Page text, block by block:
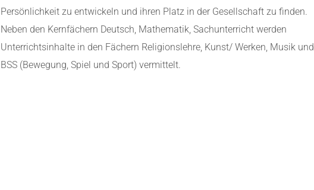
Persönlichkeit zu entwickeln und ihren Platz in der Gesellschaft zu finden.
Neben den Kernfächern Deutsch, Mathematik, Sachunterricht werden
Unterrichtsinhalte in den Fächern Religionslehre, Kunst/ Werken, Musik und
BSS (Bewegung, Spiel und Sport) vermittelt.